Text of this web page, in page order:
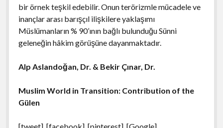
bir örnek teşkil edebilir. Onun terörizmle mücadele ve
inançlar arası barışçıl ilişkilere yaklaşımı
Müslümanların % 90’ının bağlı bulunduğu Sünni
geleneğin hâkim görüşüne dayanmaktadır.
Alp Aslandoğan, Dr. & Bekir Çınar, Dr.
Muslim World in Transition: Contribution of the
Gülen
[tweet] [facebook] [pinterest] [Google]